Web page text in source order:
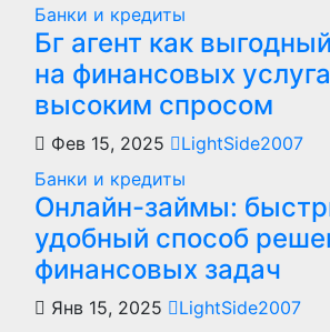
Банки и кредиты
Бг агент как
на финансовых
высоким спросом
Фев 15, 2025
LightSide2007
Банки и кредиты
Онлайн-займы:
удобный способ
финансовых задач
Янв 15, 2025 LightSide2007